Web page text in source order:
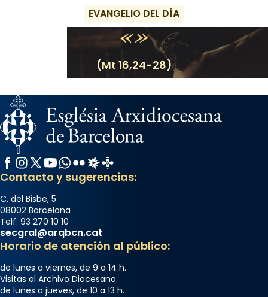
EVANGELIO DEL DÍA
(Mt 16,24-28)
Facebook
Instagram
X / Twitter
YouTube
WhatsApp
FlickrRadio Estel
Catalunya Cristiana
Contacto y sugerencias:
C. del Bisbe, 5
08002 Barcelona
Telf. 93 270 10 10
secgral@arqbcn.cat
Horario de atención al público:
de lunes a viernes, de 9 a 14 h.
Visitas al Archivo Diocesano:
de lunes a jueves, de 10 a 13 h.